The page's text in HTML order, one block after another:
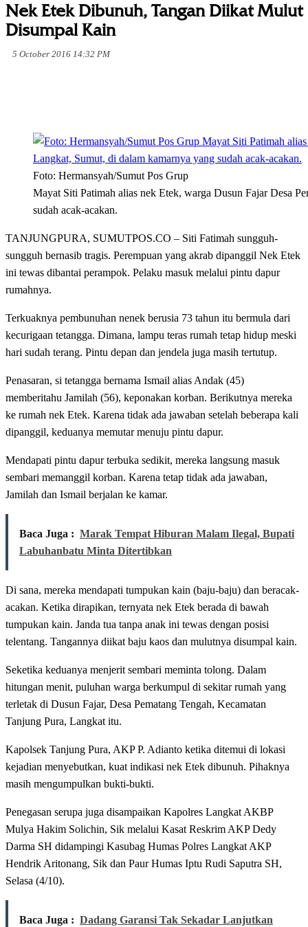
Nek Etek Dibunuh, Tangan Diikat Mulut
Disumpal Kain
5 October 2016 14:32 PM
Foto: Hermansyah/Sumut Pos Grup
Mayat Siti Patimah alias nek Etek, warga Dusun Fajar Desa
sudah acak-acakan.
TANJUNGPURA, SUMUTPOS.CO – Siti Fatimah sungguh-
sungguh bernasib tragis. Perempuan yang akrab dipanggil Nek Etek
ini tewas dibantai perampok. Pelaku masuk melalui pintu dapur
rumahnya.
Terkuaknya pembunuhan nenek berusia 73 tahun itu bermula dari
kecurigaan tetangga. Dimana, lampu teras rumah tetap hidup meski
hari sudah terang. Pintu depan dan jendela juga masih tertutup.
Penasaran, si tetangga bernama Ismail alias Andak (45)
memberitahu Jamilah (56), keponakan korban. Berikutnya mereka
ke rumah nek Etek. Karena tidak ada jawaban setelah beberapa kali
dipanggil, keduanya memutar menuju pintu dapur.
Mendapati pintu dapur terbuka sedikit, mereka langsung masuk
sembari memanggil korban. Karena tetap tidak ada jawaban,
Jamilah dan Ismail berjalan ke kamar.
Baca Juga : Marak Tempat Hiburan Malam Ilegal, Bupati
Labuhanbatu Minta Ditertibkan
Di sana, mereka mendapati tumpukan kain (baju-baju) dan beracak-
acakan. Ketika dirapikan, ternyata nek Etek berada di bawah
tumpukan kain. Janda tua tanpa anak ini tewas dengan posisi
telentang. Tangannya diikat baju kaos dan mulutnya disumpal kain.
Seketika keduanya menjerit sembari meminta tolong. Dalam
hitungan menit, puluhan warga berkumpul di sekitar rumah yang
terletak di Dusun Fajar, Desa Pematang Tengah, Kecamatan
Tanjung Pura, Langkat itu.
Kapolsek Tanjung Pura, AKP P. Adianto ketika ditemui di lokasi
kejadian menyebutkan, kuat indikasi nek Etek dibunuh. Pihaknya
masih mengumpulkan bukti-bukti.
Penegasan serupa juga disampaikan Kapolres Langkat AKBP
Mulya Hakim Solichin, Sik melalui Kasat Reskrim AKP Dedy
Darma SH didampingi Kasubag Humas Polres Langkat AKP
Hendrik Aritonang, Sik dan Paur Humas Iptu Rudi Saputra SH,
Selasa (4/10).
Baca Juga : Dadang Garansi Tak Sekadar Lanjutkan